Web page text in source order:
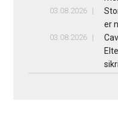
03.08.2026
er
03.08.2026